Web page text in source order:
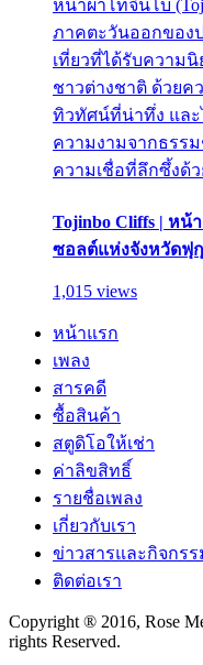
หน้าผาโทจินโบ
ภาคตะวันออกของ
เที่ยวที่ได้รับความ
ชาวต่างชาติ ด้วยค
ทิวทัศน์ที่น่าทึ่ง และ
ความงามจากธรร
ความเชื่อที่ลึกซึ้งด้ว
Tojinbo Cliffs | ห
ซอลต์แห่งจังหวัดฟุ
1,015 views
หน้าแรก
เพลง
สารคดี
ซื้อสินค้า
สตูดิโอให้เช่า
ค่าลิขสิทธิ์
รายชื่อเพลง
เกี่ยวกับเรา
ข่าวสารและกิจกรร
ติดต่อเรา
Copyright ® 2016, Rose
rights Reserved.